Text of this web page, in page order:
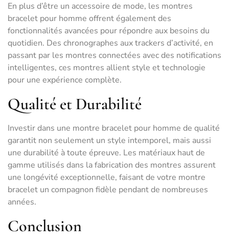
En plus d’être un accessoire de mode, les montres
bracelet pour homme offrent également des
fonctionnalités avancées pour répondre aux besoins du
quotidien. Des chronographes aux trackers d’activité, en
passant par les montres connectées avec des notifications
intelligentes, ces montres allient style et technologie
pour une expérience complète.
Qualité et Durabilité
Investir dans une montre bracelet pour homme de qualité
garantit non seulement un style intemporel, mais aussi
une durabilité à toute épreuve. Les matériaux haut de
gamme utilisés dans la fabrication des montres assurent
une longévité exceptionnelle, faisant de votre montre
bracelet un compagnon fidèle pendant de nombreuses
années.
Conclusion